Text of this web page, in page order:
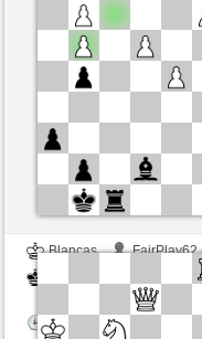
Tiempo: 12 minutes/side
Esta partida es por puntos
Blancas
FairPlay62
Tiempo: 5 minutes/side